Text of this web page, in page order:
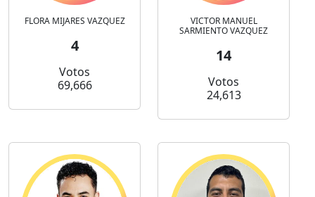
FLORA MIJARES VAZQUEZ
4
Votos
69,666
VICTOR MANUEL
SARMIENTO VAZQUEZ
14
Votos
24,613